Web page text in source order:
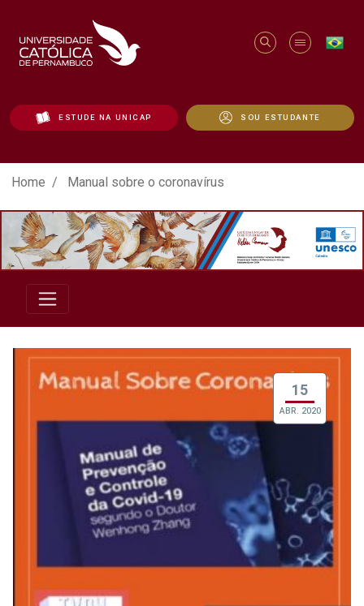
ESTUDE NA UNICAP SOU ESTUDANTE
Manual sobre o coronavírus - Unicap
Home Manual sobre o coronavírus
15
ABR. 2020